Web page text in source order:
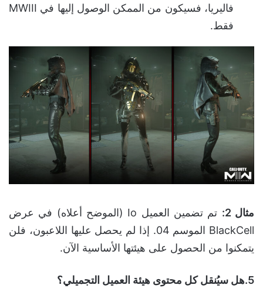
فاليريا، فسيكون من الممكن الوصول إليها في MWIII
فقط.
مثال 2 :
تم تضمين العميل Io (الموضح أعلاه) في عرض
BlackCell الموسم 04. إذا لم يحصل عليها اللاعبون، فلن
يتمكنوا من الحصول على هيئتها الأساسية الآن.
5.هل سيُنقل كل محتوى هيئة العميل التجميلي؟